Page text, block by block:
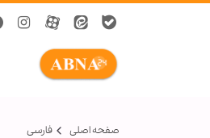
صفحه اصلی فارسی